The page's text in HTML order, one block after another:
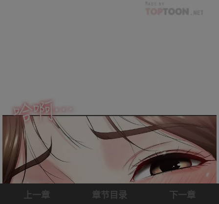
上一章 章节目录 下一章